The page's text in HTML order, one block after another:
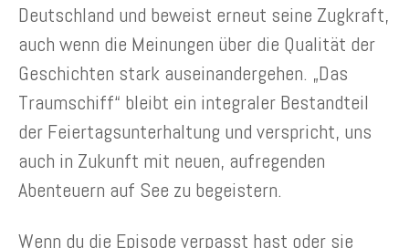
Deutschland und beweist erneut seine Zugkraft,
auch wenn die Meinungen über die Qualität der
Geschichten stark auseinandergehen. „Das
Traumschiff“ bleibt ein integraler Bestandteil
der Feiertagsunterhaltung und verspricht, uns
auch in Zukunft mit neuen, aufregenden
Abenteuern auf See zu begeistern.
Wenn du die Episode verpasst hast oder sie